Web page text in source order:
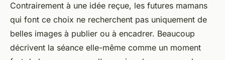
Contrairement à une idée reçue, les futures mamans
qui font ce choix ne recherchent pas uniquement de
belles images à publier ou à encadrer. Beaucoup
décrivent la séance elle-même comme un moment